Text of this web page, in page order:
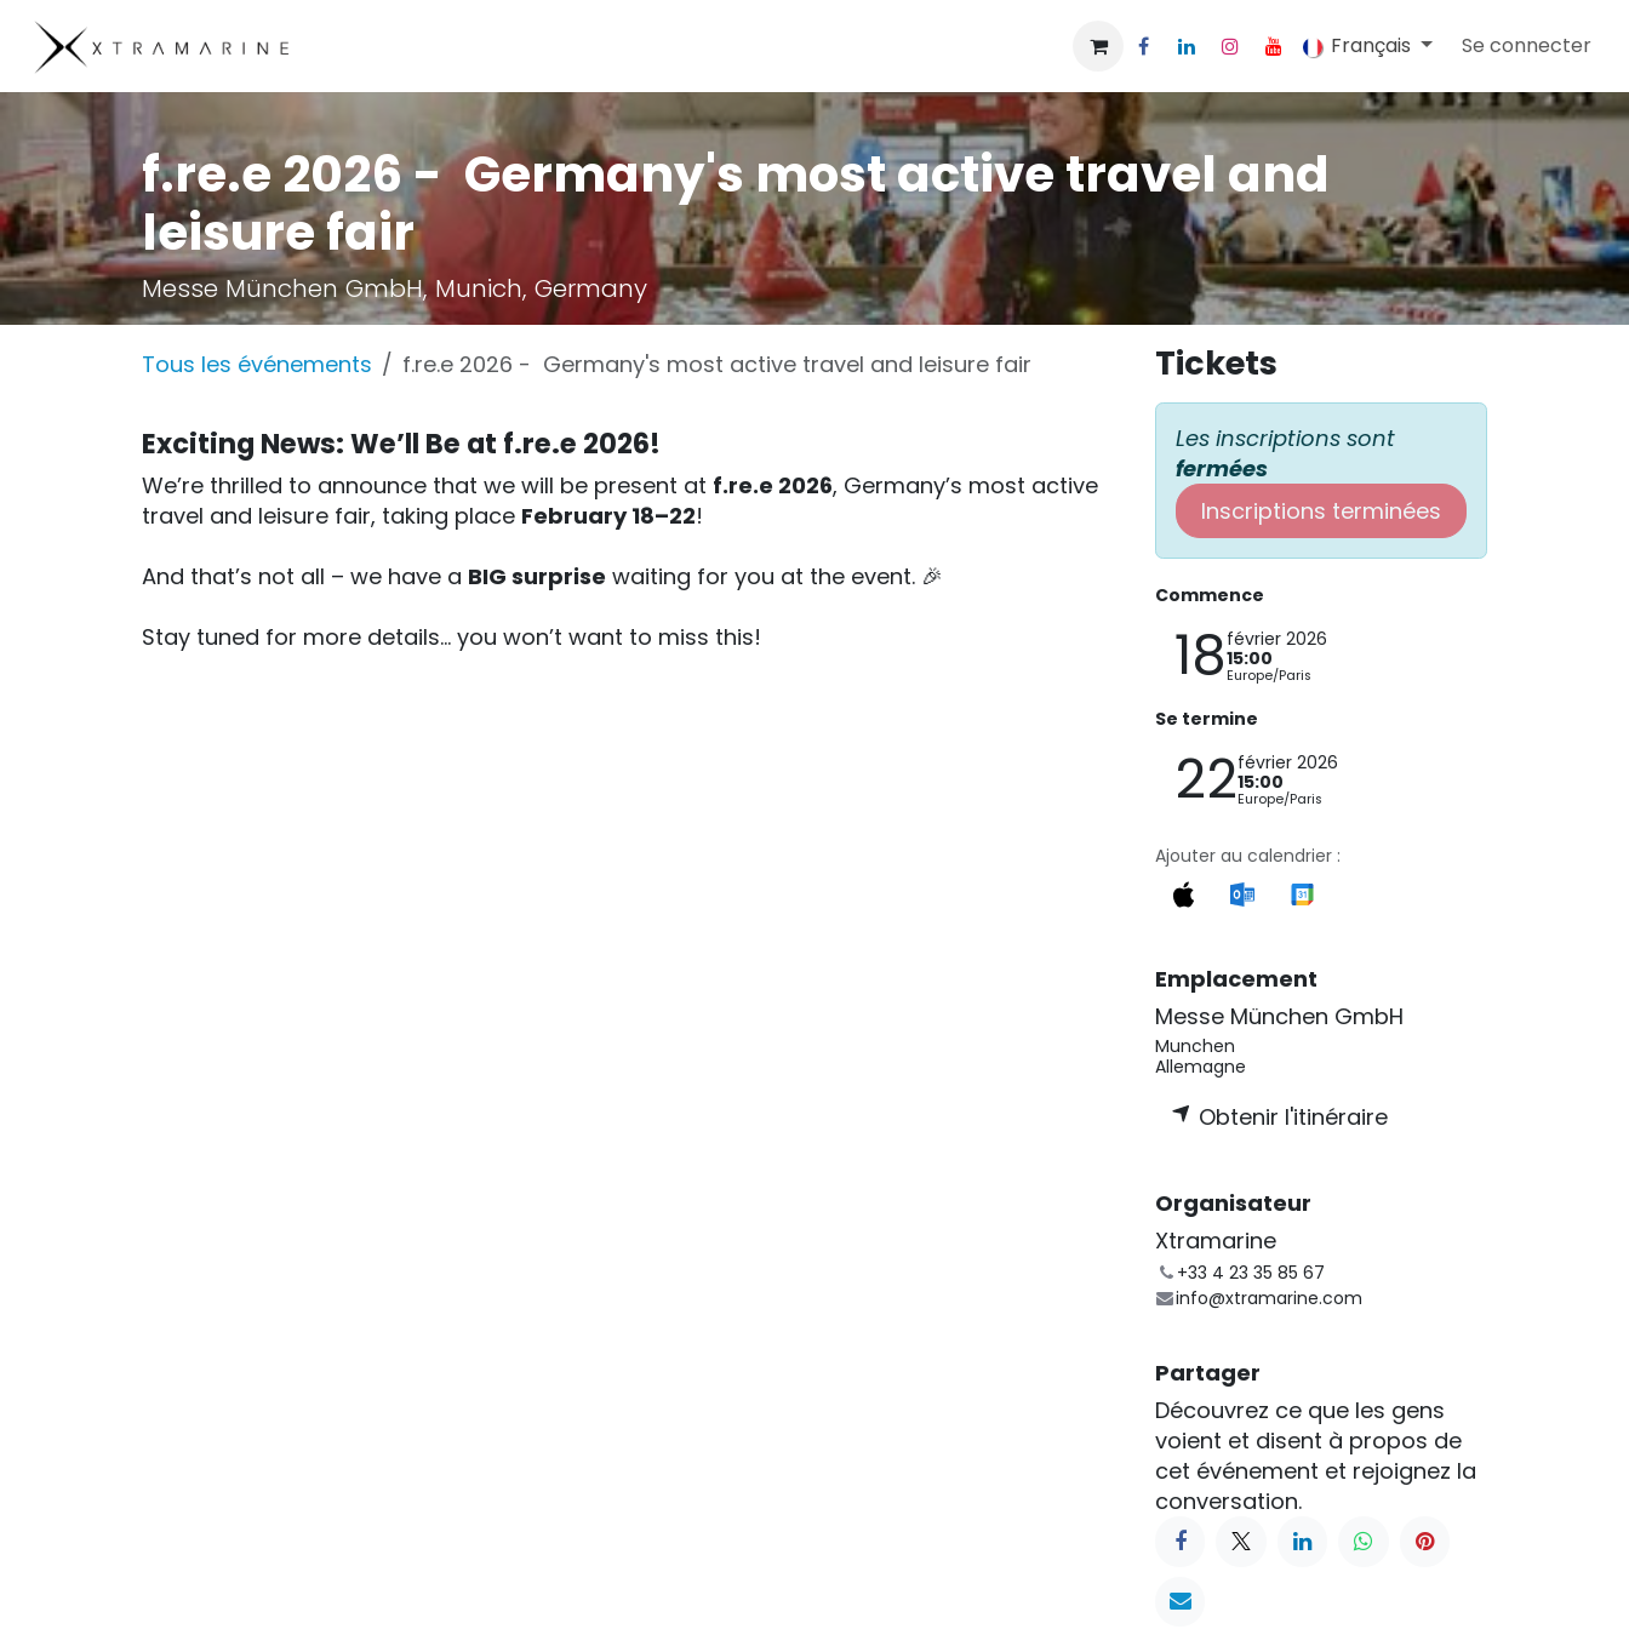
Se rendre au contenu
Français Se connecter
f.re.e 2026 - Germany's most active travel and
leisure fair
Messe München GmbH, Munich, Germany
Tous les événements f.re.e 2026 - Germany's most active travel and leisure fair
Exciting News: We’ll Be at f.re.e 2026!
We’re thrilled to announce that we will be present at f.re.e 2026, Germany’s most active
travel and leisure fair, taking place February 18–22!
And that’s not all – we have a BIG surprise waiting for you at the event. 🎉
Stay tuned for more details… you won’t want to miss this!
Tickets
Les inscriptions sont
fermées
Inscriptions terminées
Commence
18 février 2026
15:00
Europe/Paris
Se termine
22février 2026
15:00
Europe/Paris
Ajouter au calendrier :
Emplacement
Messe München GmbH
Munchen
Allemagne
Obtenir l'itinéraire
Organisateur
Xtramarine
+33 4 23 35 85 67
info@xtramarine.com
Partager
Découvrez ce que les gens
voient et disent à propos de
cet événement et rejoignez la
conversation.